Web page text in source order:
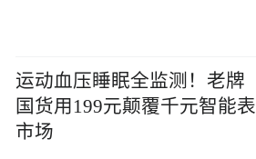
运动血压睡眠全监测！老牌
国货用199元颠覆千元智能表
市场